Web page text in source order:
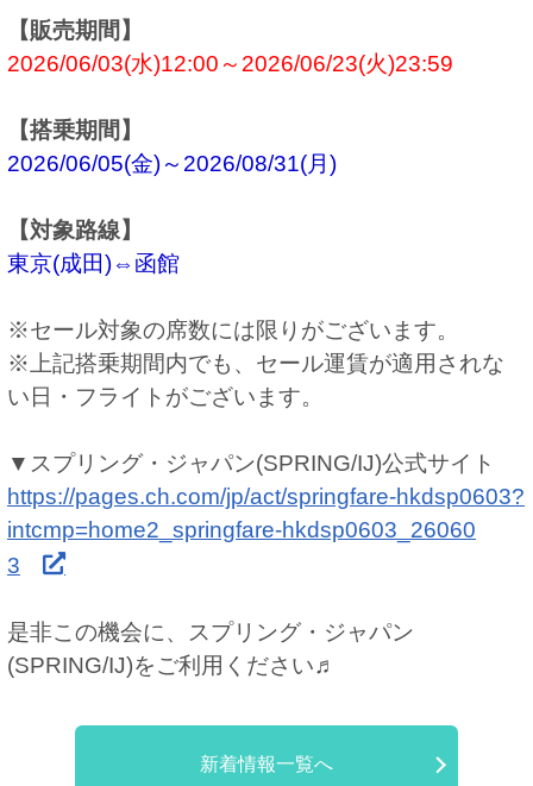
【販売期間】
2026/06/03(水)12:00～2026/06/23(火)23:59
【搭乗期間】
2026/06/05(金)～2026/08/31(月)
【対象路線】
東京(成田)⇔函館
※セール対象の席数には限りがございます。
※上記搭乗期間内でも、セール運賃が適用されな
い日・フライトがございます。
▼スプリング・ジャパン(SPRING/IJ)公式サイト
https://pages.ch.com/jp/act/springfare-hkdsp0603?
intcmp=home2_springfare-hkdsp0603_26060
3
是非この機会に、スプリング・ジャパン
(SPRING/IJ)をご利用ください♬
新着情報一覧へ